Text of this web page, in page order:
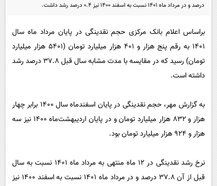
سرگرمی
فناوری
گوناگون
محیط زیست
سلامت
فرهنگی
اجتماعی
داستان کوتاه
پیامک
روانشناسی
آشپزی
درصد و در مرداد ماه ۱۴۰۱ نسبت به اسفند ۱۴۰۰ نیز ۰.۴ درصد رشد داشت.
براساس اعلام بانک مرکزی حجم نقدینگی در پایان مرداد ماه سال
۱۴۰۱ به رقم پنج هزار و ۴۰۱ هزار میلیارد تومان (۵۴۰۱ هزار میلیارد
تومان) رسید که در مقایسه با مدت مشابه سال قبل ۳۷.۸ درصد رشد
داشته است.
به گزارش مهر، حجم نقدینگی در پایان اسفندماه سال ۱۴۰۰ برابر چهار
هزار و ۸۳۲ هزار میلیارد تومان و در پایان اردیبهشت‌ماه ۱۴۰۰ نیز سه
هزار و ۹۲۴ هزار میلیارد تومان بود.
نرخ رشد نقدینگی در ۱۲ ماه منتهی به مرداد ماه ۱۴۰۱ نسبت به سال
قبل از آن ۳۷.۸ درصد و در مرداد ماه ۱۴۰۱ نسبت به اسفند ۱۴۰۰ نیز